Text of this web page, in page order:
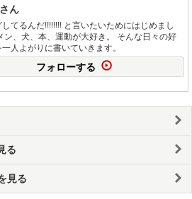
ん
てるんだ!!!!!!!! と言いたいためにはじめまし
ン、犬、本、運動が大好き。 そんな日々の好
人よがりに書いていきます。
フォローする
る
見る